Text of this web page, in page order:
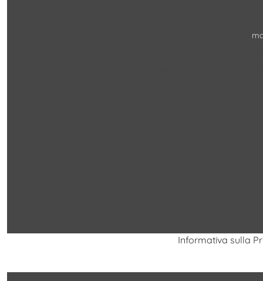
Informativa sulla